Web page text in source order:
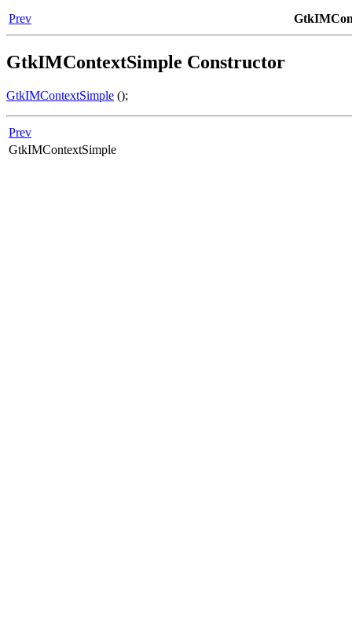
Prev
GtkIMContextSimple Constructor
GtkIMContextSimple ();
Prev
GtkIMContextSimple